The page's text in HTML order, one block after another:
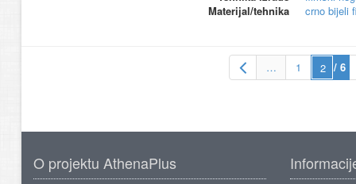
Materijal/tehnika
crno bijeli
… 1 / 6
O projektu AthenaPlus